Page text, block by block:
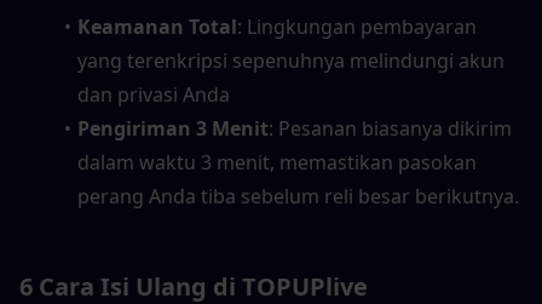
Keamanan Total: Lingkungan pembayaran
yang terenkripsi sepenuhnya melindungi akun
dan privasi Anda
Pengiriman 3 Menit: Pesanan biasanya dikirim
dalam waktu 3 menit, memastikan pasokan
perang Anda tiba sebelum reli besar berikutnya.
6 Cara Isi Ulang di TOPUPlive